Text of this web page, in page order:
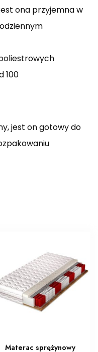
ona przyjemna w
100
jest on gotowy do
Materac sprężynowy